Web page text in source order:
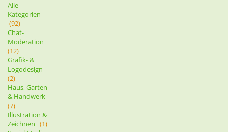
Alle
Kategorien
(92)
Chat-
Moderation
(12)
Grafik- &
Logodesign
(2)
Haus, Garten
& Handwerk
(7)
Illustration &
Zeichnen (1)